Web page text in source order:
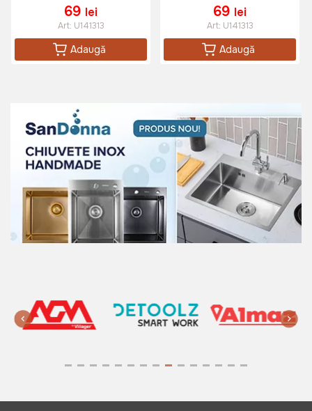
Rubberized base,
69 lei
Art: U141313
Adaugă
Rubberized base,
69 lei
Art: U141313
Adaugă